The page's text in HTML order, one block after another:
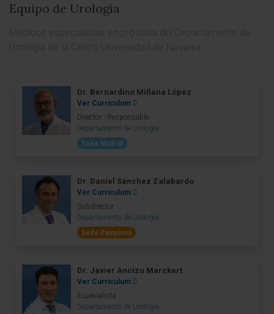
Equipo de Urología
Dr. Bernardino Miñana López
Ver Curriculum
Director - Responsable
Departamento de Urología
Sede Madrid
Dr. Daniel Sánchez Zalabardo
Ver Curriculum
Subdirector
Departamento de Urología
Sede Pamplona
Dr. Javier Ancizu Marckert
Ver Curriculum
Especialista
Departamento de Urología